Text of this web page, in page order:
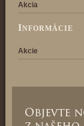
Akcia
INFORMÁCIE
Akcie